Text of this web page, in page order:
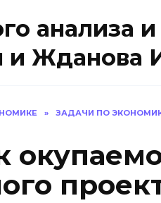
анализа
Жданова
» ЗАДАЧИ ПО